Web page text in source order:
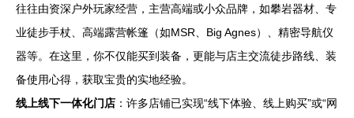
往往由资深户外玩家经营，主营高端或小众品牌，如攀岩器材、专
业徒步手杖、高端露营帐篷（如MSR、Big Agnes）、精密导航仪
器等。在这里，你不仅能买到装备，更能与店主交流徒步路线、装
备使用心得，获取宝贵的实地经验。
线上线下一体化门店 ：许多店铺已实现“线下体验、线上购买”或“网